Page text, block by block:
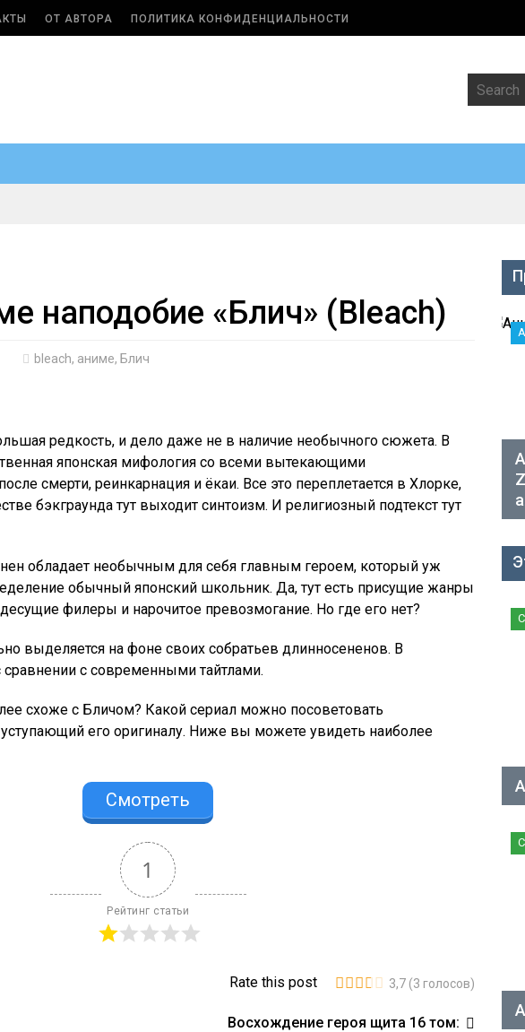
ОТ АВТОРА ПОЛИТИКА КОНФИДЕНЦИАЛЬНОСТИ
наподобие «Блич» (Bleach)
bleach, аниме, Блич
редкость, и дело даже не в наличие необычного сюжета. В
японская мифология со всеми вытекающими
смерти, реинкарнация и ёкаи. Все это переплетается в Хлорке,
бэкграунда тут выходит синтоизм. И религиозный подтекст тут
обладает необычным для себя главным героем, который уж
обычный японский школьник. Да, тут есть присущие жанры
филеры и нарочитое превозмогание. Но где его нет?
выделяется на фоне своих собратьев длинносененов. В
сравнении с современными тайтлами.
схоже с Бличом? Какой сериал можно посоветовать
его оригиналу. Ниже вы можете увидеть наиболее
Смотреть
1
Рейтинг статьи
Rate this post 3,7 (3 голосов)
Восхождение героя щита 16 том: